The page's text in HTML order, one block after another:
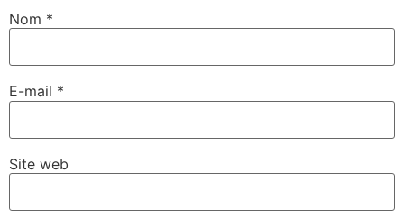
Nom *
E-mail *
Site web